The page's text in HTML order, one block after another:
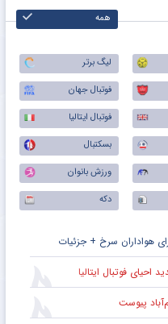
همه
لیگ برتر
فوتبال جهان
فوتبال ایتالیا
بسکتبال
ورزش بانوان
دکه
هواداران سرخ + جزئیات
احیای فوتبال ایتالیا